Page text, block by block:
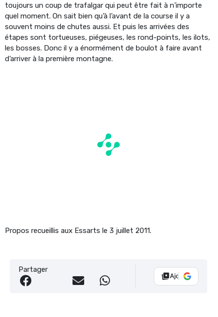
toujours un coup de trafalgar qui peut être fait à n’importe
quel moment. On sait bien qu’à l’avant de la course il y a
souvent moins de chutes aussi. Et puis les arrivées des
étapes sont tortueuses, piégeuses, les rond-points, les ilots,
les bosses. Donc il y a énormément de boulot à faire avant
d’arriver à la première montagne.
Propos recueillis aux Essarts le 3 juillet 2011.
Partager
Ajouter Vélo